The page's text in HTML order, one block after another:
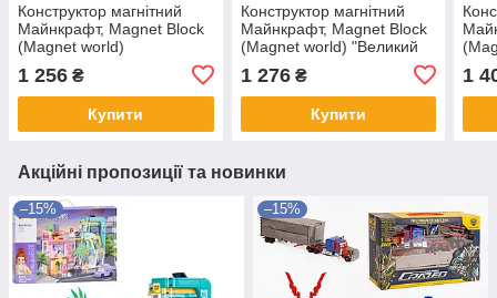
Конструктор магнітний
Майнкрафт, Magnet Block
(Magnet world)
"Колодець", 47 дет., T9903
1 256 ₴
Купити
Конструктор магнітний
Майнкрафт, Magnet Block
(Magnet world) "Великий
сніговик", 46 дет., T9916
1 276₴
Купити
1
Акційні пропозиції та новинки
–15% –15%